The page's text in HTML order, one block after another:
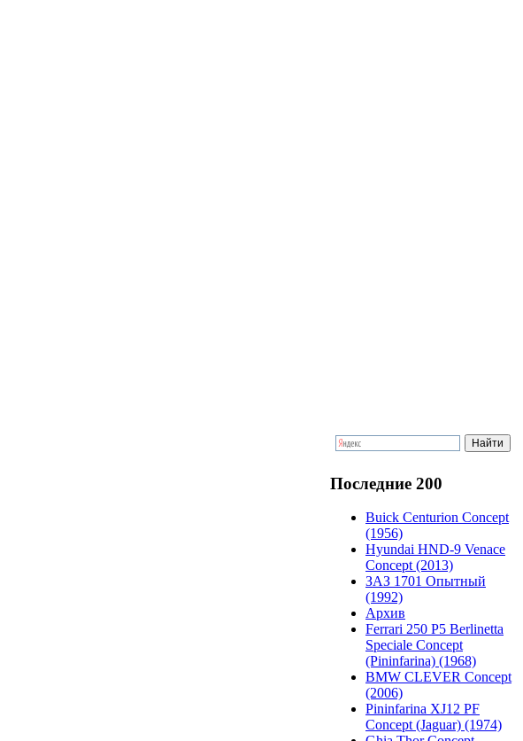
Последние 200
Buick Centurion Concept
(1956)
Hyundai HND-9 Venace
Concept (2013)
ЗАЗ 1701 Опытный
(1992)
Архив
Ferrari 250 P5 Berlinetta
Speciale Concept
(Pininfarina) (1968)
BMW CLEVER Concept
(2006)
Pininfarina XJ12 PF
Concept (Jaguar) (1974)